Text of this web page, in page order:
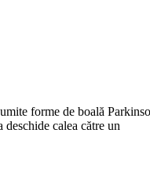
forme de boală
calea către un